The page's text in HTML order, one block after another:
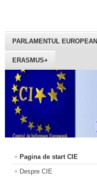
PARLAMENTUL EUROPEAN
ERASMUS+
Pagina de start CIE
Despre CIE